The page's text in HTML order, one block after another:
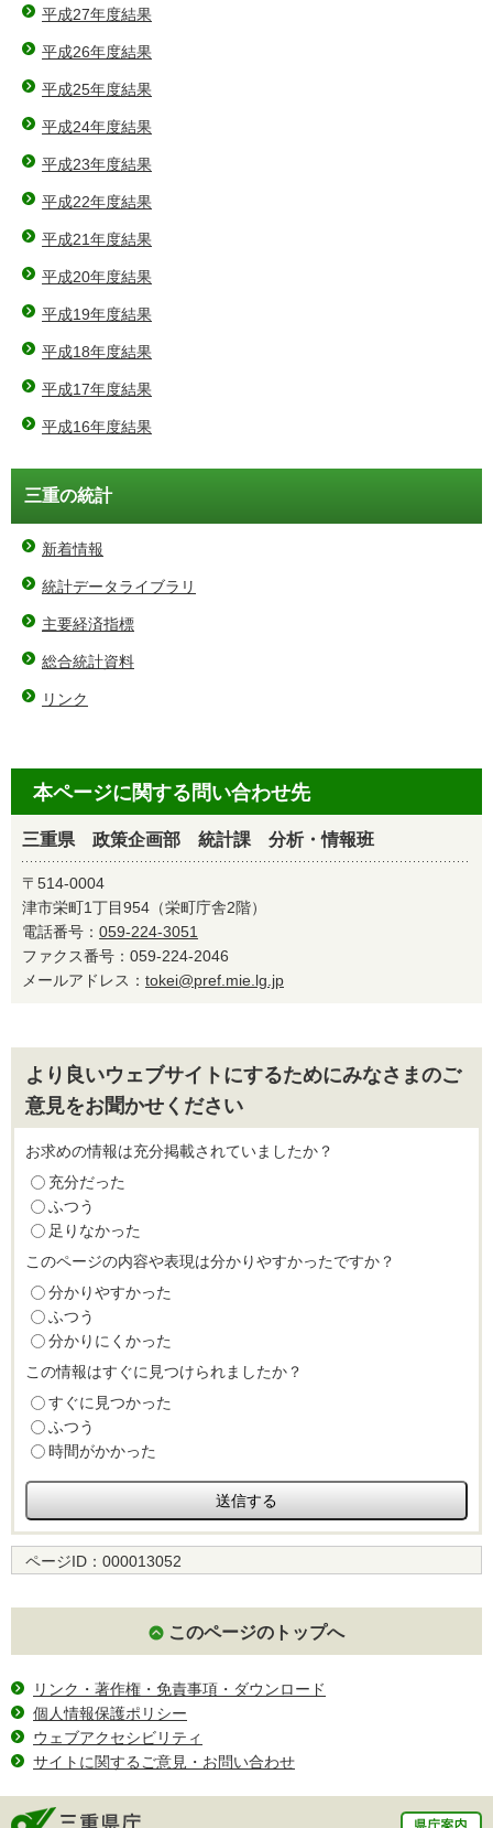
平成27年度結果
平成26年度結果
平成25年度結果
平成24年度結果
平成23年度結果
平成22年度結果
平成21年度結果
平成20年度結果
平成19年度結果
平成18年度結果
平成17年度結果
平成16年度結果
三重の統計
新着情報
統計データライブラリ
主要経済指標
総合統計資料
リンク
本ページに関する問い合わせ先
三重県 政策企画部 統計課 分析・情報班
〒514-0004
津市栄町1丁目954（栄町庁舎2階）
電話番号： 059-224-3051
ファクス番号：059-224-2046
メールアドレス： tokei@pref.mie.lg.jp
より良いウェブサイトにするためにみなさまのご
意見をお聞かせください
お求めの情報は充分掲載されていましたか？
充分だった
ふつう
足りなかった
このページの内容や表現は分かりやすかったですか？
分かりやすかった
ふつう
分かりにくかった
この情報はすぐに見つけられましたか？
すぐに見つかった
ふつう
時間がかかった
ページID： 000013052
このページのトップへ
リンク・著作権・免責事項・ダウンロード
個人情報保護ポリシー
ウェブアクセシビリティ
サイトに関するご意見・お問い合わせ